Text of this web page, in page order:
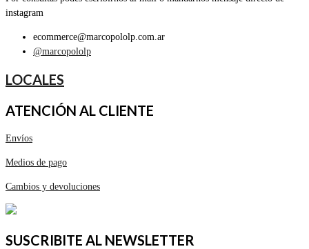
instagram
ecommerce@marcopololp.com.ar
@marcopololp
LOCALES
ATENCIÓN AL CLIENTE
Envíos
Medios de pago
Cambios y devoluciones
SUSCRIBITE AL NEWSLETTER